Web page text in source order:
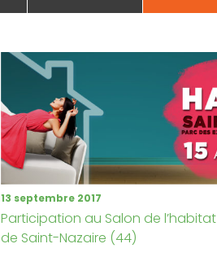
13 septembre 2017
Participation au Salon de l’habitat
de Saint-Nazaire (44)